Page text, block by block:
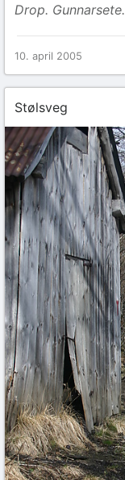
Drop. Gunnarsete.
10. april 2005
Stølsveg